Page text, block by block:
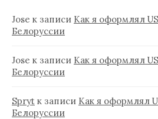
Jose к записи Как я оформлял
Белоруссии
Jose к записи Как я оформлял
Белоруссии
Spryt к записи Как я оформлял
Белоруссии